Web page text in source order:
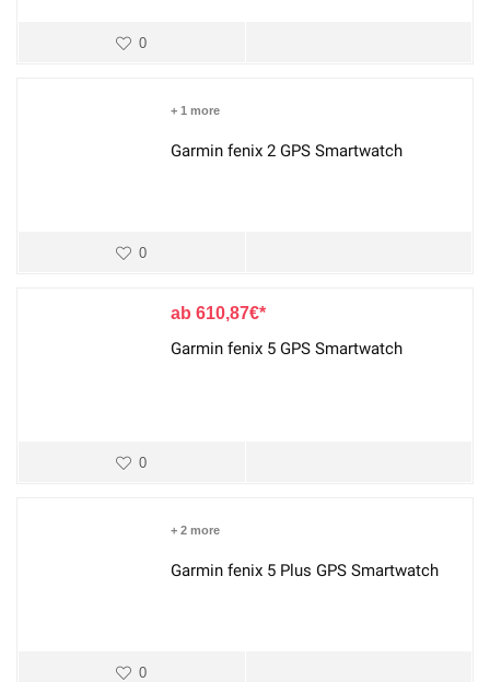
0
+ 1 more
Garmin fenix 2 GPS Smartwatch
0
610,87€
Garmin fenix 5 GPS Smartwatch
0
+ 2 more
Garmin fenix 5 Plus GPS Smartwatch
0